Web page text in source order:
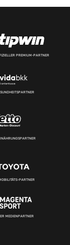
PREMIUM-PARTNER
PARTNER
MEDIENPARTNER